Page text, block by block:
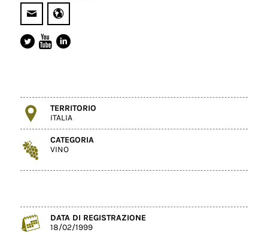
TERRITORIO
ITALIA
CATEGORIA
VINO
DATA DI REGISTRAZIONE
18/02/1999